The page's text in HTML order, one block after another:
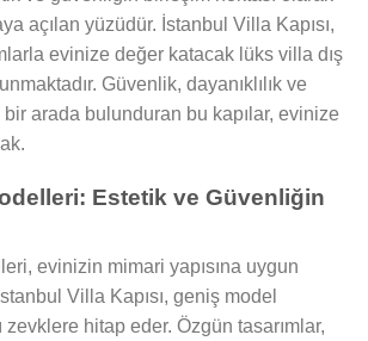
açılan yüzüdür. İstanbul Villa Kapısı,
evinize değer katacak lüks villa dış
Güvenlik, dayanıklılık ve
bir arada bulunduran bu kapılar, evinize
Estetik ve Güvenliğin
evinizin mimari yapısına uygun
Villa Kapısı, geniş model
hitap eder. Özgün tasarımlar,